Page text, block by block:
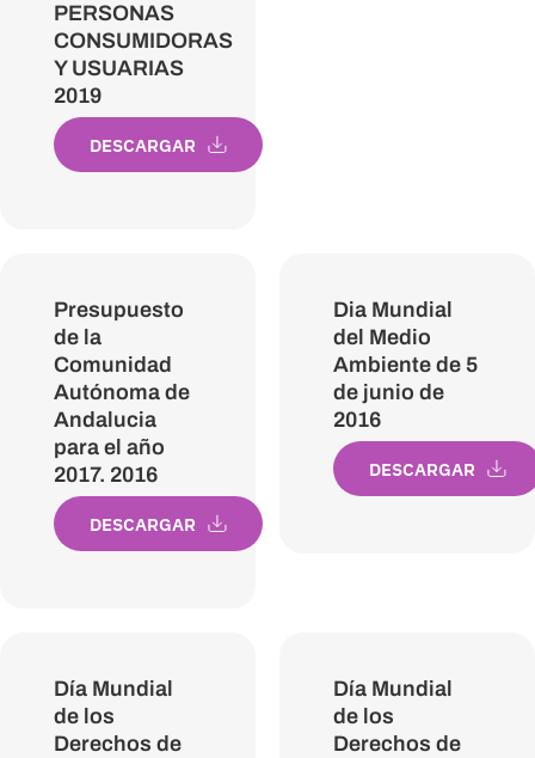
PERSONAS
CONSUMIDORAS
Y USUARIAS
2019
DESCARGAR
Presupuesto
de la
Comunidad
Autónoma de
Andalucia
para el año
2017. 2016
DESCARGAR
Dia Mundial
del Medio
Ambiente de 5
de junio de
2016
DESCARGAR
Día Mundial
de los
Derechos de
Día Mundial
de los
Derechos de